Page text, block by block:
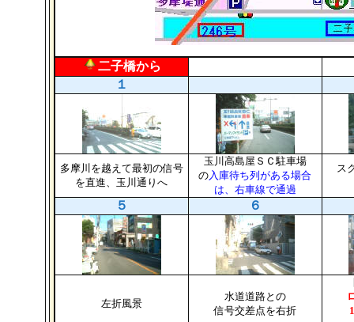
二子橋から
１
多摩川を越えて最初の信号
を直進、玉川通りへ
玉川高島屋ＳＣ駐車場
の入庫待ち列がある場合
は、右車線で通過
ス
５ ６
左折風景
水道道路との
信号交差点を右折